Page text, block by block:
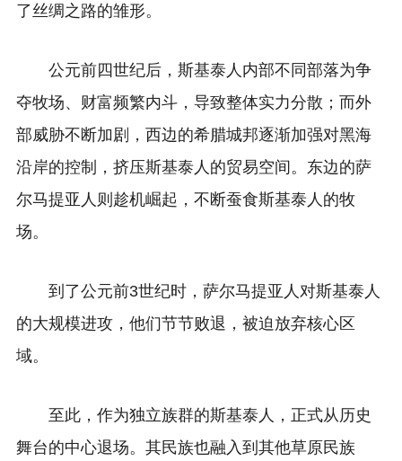
了丝绸之路的雏形。
公元前四世纪后，斯基泰人内部不同部落为争
夺牧场、财富频繁内斗，导致整体实力分散；而外
部威胁不断加剧，西边的希腊城邦逐渐加强对黑海
沿岸的控制，挤压斯基泰人的贸易空间。东边的萨
尔马提亚人则趁机崛起，不断蚕食斯基泰人的牧
场。
到了公元前3世纪时，萨尔马提亚人对斯基泰人
的大规模进攻，他们节节败退，被迫放弃核心区
域。
至此，作为独立族群的斯基泰人，正式从历史
舞台的中心退场。其民族也融入到其他草原民族